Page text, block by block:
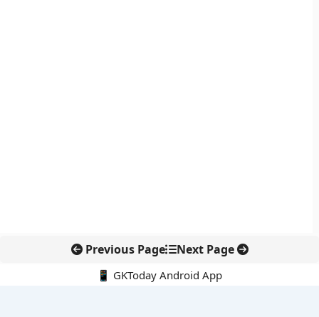
Previous Page Next Page
📱 GKToday Android App